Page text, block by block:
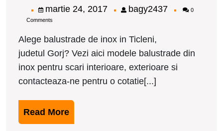
inox
martie 24, 2017martie
2017
bagy2437bagy2437
0
Comments
Alege balustrade de inox in Ticleni,
judetul Gorj? Vezi aici modele balustrade din
inox pentru scari interioare, exterioare si
contacteaza-ne pentru o cotatie[...]
Read MoreRead
More